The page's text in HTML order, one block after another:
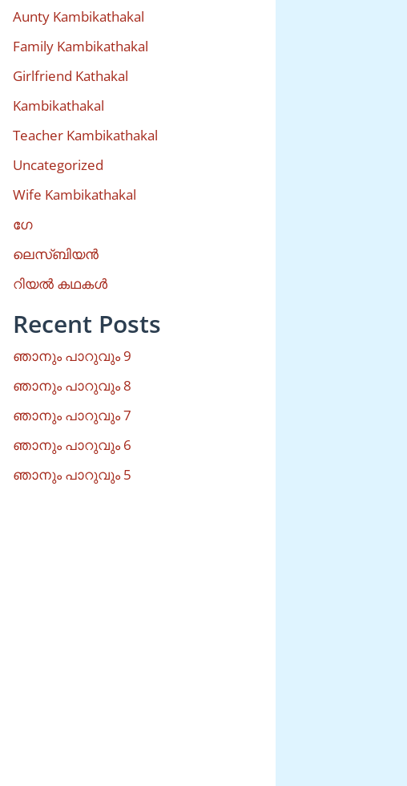
Aunty Kambikathakal
Family Kambikathakal
Girlfriend Kathakal
Kambikathakal
Teacher Kambikathakal
Uncategorized
Wife Kambikathakal
ഗേ
ലെസ്ബിയൻ
റിയൽ കഥകൾ
Recent Posts
ഞാനും പാറുവും 9
ഞാനും പാറുവും 8
ഞാനും പാറുവും 7
ഞാനും പാറുവും 6
ഞാനും പാറുവും 5